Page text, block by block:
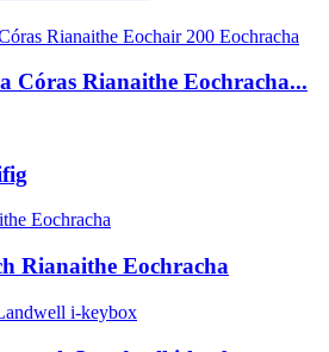
Córas Rianaithe Eochracha...
Rianaithe Eochracha